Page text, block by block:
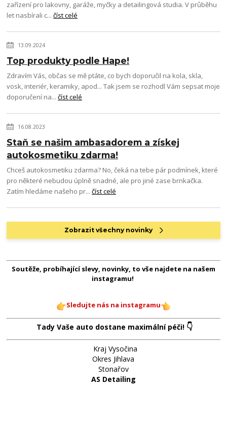
zařízení pro lakovny, garáže, myčky a detailingová studia. V průběhu
let nasbírali c...číst celé
13.09.2024
Top produkty podle Hape!
Zdravím Vás, občas se mě ptáte, co bych doporučil na kola, skla,
vosk, interiér, keramiky, apod... Tak jsem se rozhodl Vám sepsat moje
doporučení na...číst celé
16.08.2023
Staň se našim ambasadorem a získej
autokosmetiku zdarma!
Chceš autokosmetiku zdarma? No, čeká na tebe pár podmínek, které
pro některé nebudou úplně snadné, ale pro jiné zase brnkačka.
Zatím hledáme našeho pr...číst celé
Zobrazit všechny novinky
Soutěže, probíhající slevy, novinky, to vše najdete na našem
instagramu!
Sledujte nás na instagramu
Tady Vaše auto dostane maximální péči!👇
Kraj Vysočina
Okres Jihlava
Stonařov
AS Detailing